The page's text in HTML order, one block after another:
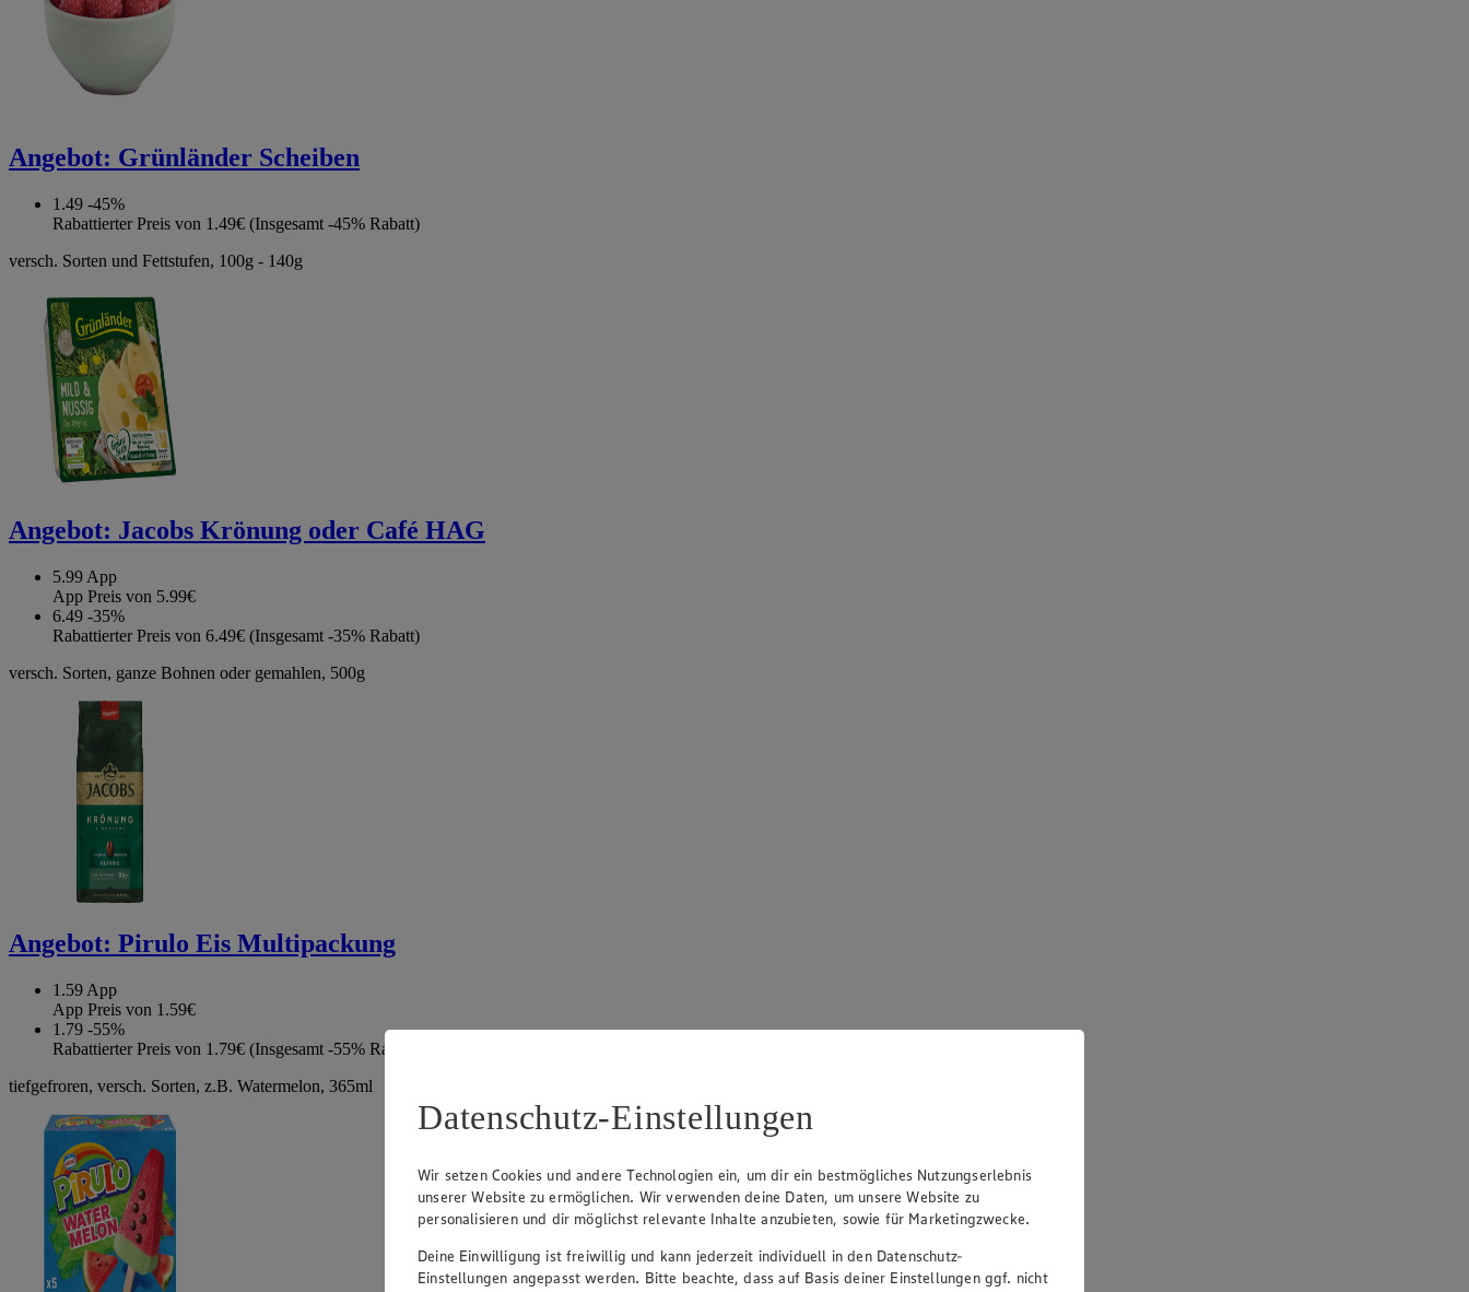
Angebot: Grünländer Scheiben
1.49 -45%
Rabattierter Preis von 1.49€ (Insgesamt -45% Rabatt)
versch. Sorten und Fettstufen, 100g - 140g
Angebot: Jacobs Krönung oder Café HAG
5.99 App
App Preis von 5.99€
6.49 -35%
Rabattierter Preis von 6.49€ (Insgesamt -35% Rabatt)
versch. Sorten, ganze Bohnen oder gemahlen, 500g
Angebot: Pirulo Eis Multipackung
1.59 App
App Preis von 1.59€
1.79 -55%
Rabattierter Preis von 1.79€ (Insgesamt -55% Rabatt)
tiefgefroren, versch. Sorten, z.B. Watermelon, 365ml
Datenschutz-Einstellungen
Wir setzen Cookies und andere Technologien ein, um dir ein bestmögliches Nutzungserlebnis
unserer Website zu ermöglichen. Wir verwenden deine Daten, um unsere Website zu
personalisieren und dir möglichst relevante Inhalte anzubieten, sowie für Marketingzwecke.
Deine Einwilligung ist freiwillig und kann jederzeit individuell in den Datenschutz-
Einstellungen angepasst werden. Bitte beachte, dass auf Basis deiner Einstellungen ggf. nicht